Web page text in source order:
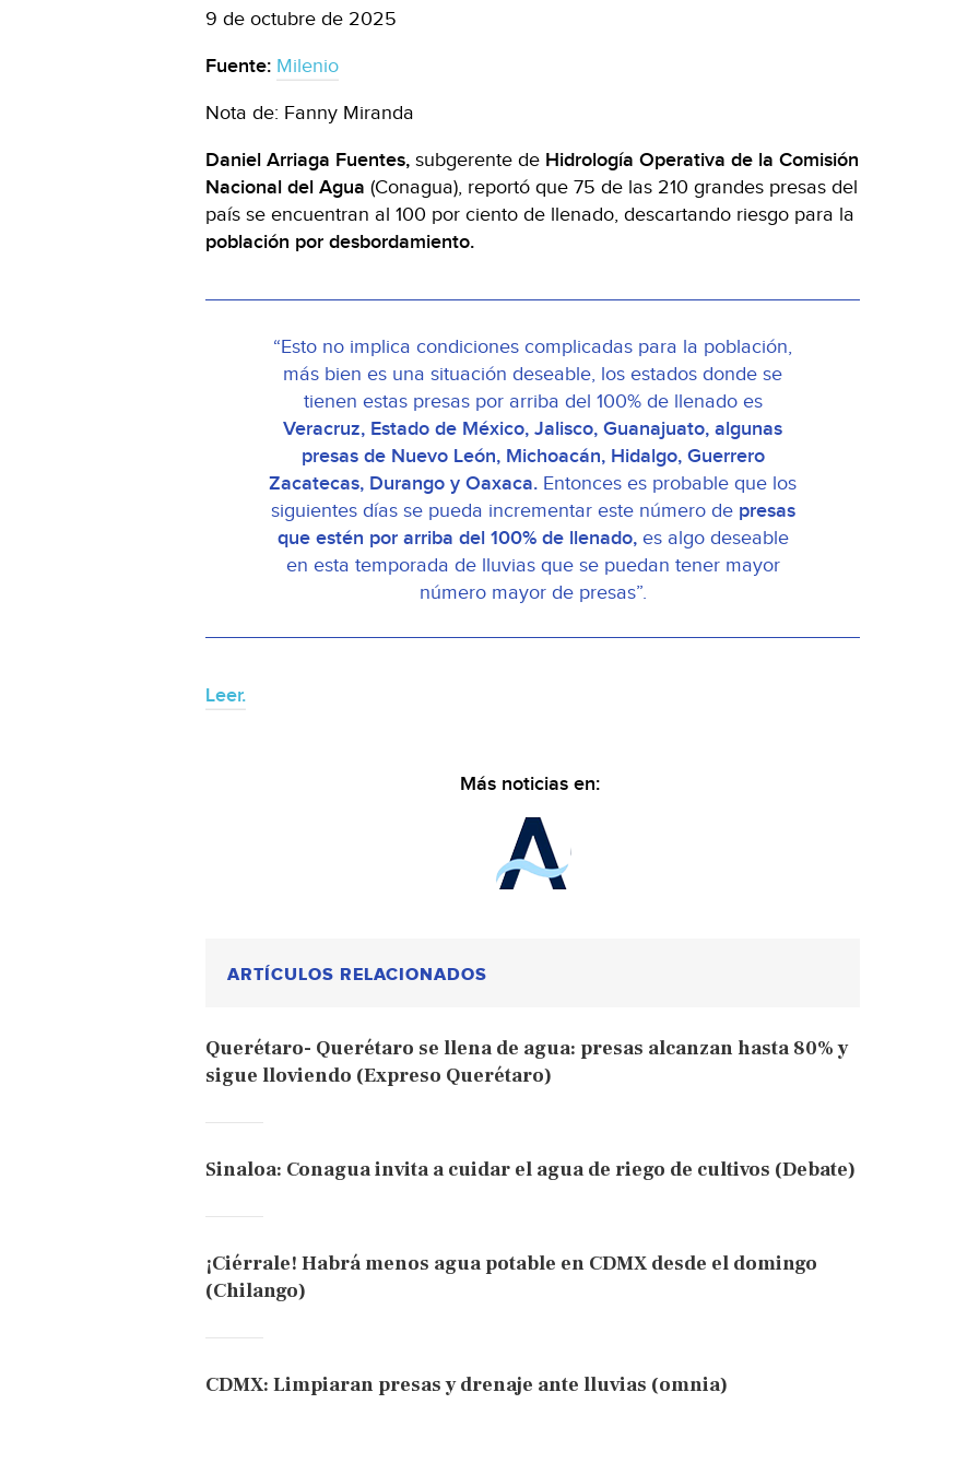
9 de octubre de 2025
Fuente: Milenio
Nota de: Fanny Miranda
Daniel Arriaga Fuentes, subgerente de Hidrología Operativa de la Comisión
Nacional del Agua (Conagua), reportó que 75 de las 210 grandes presas del
país se encuentran al 100 por ciento de llenado, descartando riesgo para la
población por desbordamiento.
“Esto no implica condiciones complicadas para la población,
más bien es una situación deseable, los estados donde se
tienen estas presas por arriba del 100% de llenado es
Veracruz, Estado de México, Jalisco, Guanajuato, algunas
presas de Nuevo León, Michoacán, Hidalgo, Guerrero
Zacatecas, Durango y Oaxaca. Entonces es probable que los
siguientes días se pueda incrementar este número depresas
que estén por arriba del 100% de llenado,es algo deseable
en esta temporada de lluvias que se puedan tener mayor
número mayor de presas”.
Leer.
Más noticias en:
ARTÍCULOS RELACIONADOS
Querétaro- Querétaro se llena de agua: presas alcanzan hasta 80% y
sigue lloviendo (Expreso Querétaro)
Sinaloa: Conagua invita a cuidar el agua de riego de cultivos (Debate)
¡Ciérrale! Habrá menos agua potable en CDMX desde el domingo
(Chilango)
CDMX: Limpiaran presas y drenaje ante lluvias (omnia)